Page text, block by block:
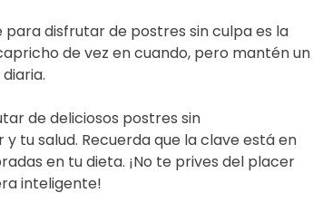
para disfrutar de postres sin culpa es la
de vez en cuando, pero mantén un
de deliciosos postres sin
tu salud. Recuerda que la clave está en
en tu dieta. ¡No te prives del placer
inteligente!